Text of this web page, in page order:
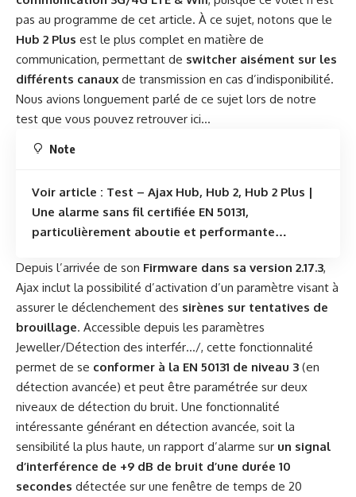
pas au programme de cet article. À ce sujet, notons que le
Hub 2 Plus est le plus complet en matière de
communication, permettant de switcher aisément sur les
différents canaux de transmission en cas d’indisponibilité.
Nous avions longuement parlé de ce sujet lors de notre
test que vous pouvez retrouver ici…
Note
Voir article : Test – Ajax Hub, Hub 2, Hub 2 Plus |
Une alarme sans fil certifiée EN 50131,
particulièrement aboutie et performante…
Depuis l’arrivée de son Firmware dans sa version 2.17.3,
Ajax inclut la possibilité d’activation d’un paramètre visant à
assurer le déclenchement des sirènes sur tentatives de
brouillage. Accessible depuis les paramètres
Jeweller/Détection des interfér…/, cette fonctionnalité
permet de se conformer à la EN 50131 de niveau 3 (en
détection avancée) et peut être paramétrée sur deux
niveaux de détection du bruit. Une fonctionnalité
intéressante générant en détection avancée, soit la
sensibilité la plus haute, un rapport d’alarme sur un signal
d’interférence de +9 dB de bruit d’une durée 10
secondes détectée sur une fenêtre de temps de 20